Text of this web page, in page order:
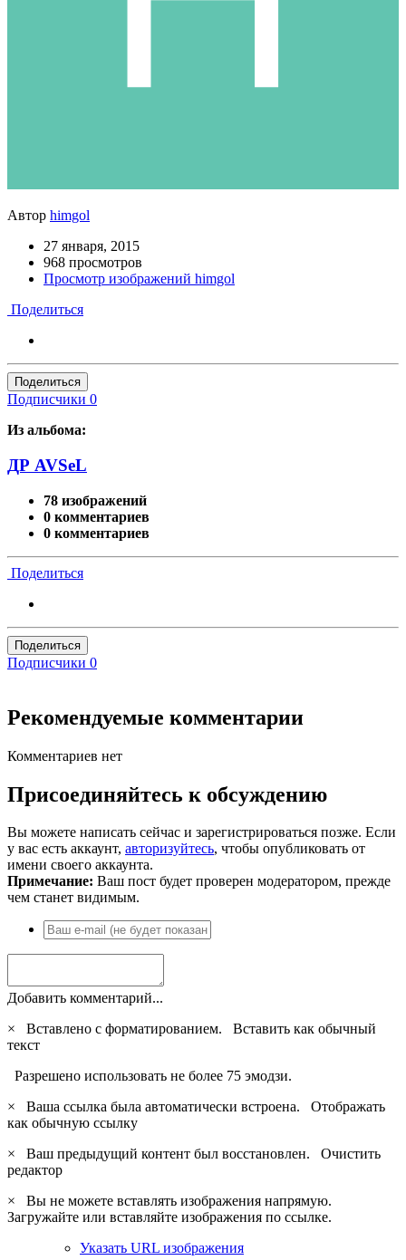
Автор himgol
27 января, 2015
968 просмотров
Просмотр изображений himgol
Поделиться
Поделиться
Подписчики 0
Из альбома:
ДР AVSeL
78 изображений
0 комментариев
0 комментариев
Поделиться
Поделиться
Подписчики 0
Рекомендуемые комментарии
Комментариев нет
Присоединяйтесь к обсуждению
Вы можете написать сейчас и зарегистрироваться позже. Если
у вас есть аккаунт, авторизуйтесь, чтобы опубликовать от
имени своего аккаунта.
Примечание: Ваш пост будет проверен модератором, прежде
чем станет видимым.
Добавить комментарий...
×
Вставлено с форматированием. Вставить как обычный
текст
Разрешено использовать не более 75 эмодзи.
×
Ваша ссылка была автоматически встроена. Отображать
как обычную ссылку
×
Ваш предыдущий контент был восстановлен. Очистить
редактор
×
Вы не можете вставлять изображения напрямую.
Загружайте или вставляйте изображения по ссылке.
Указать URL изображения